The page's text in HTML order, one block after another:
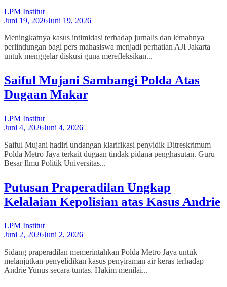
LPM Institut
Juni 19, 2026Juni 19, 2026
Meningkatnya kasus intimidasi terhadap jurnalis dan lemahnya
perlindungan bagi pers mahasiswa menjadi perhatian AJI Jakarta
untuk menggelar diskusi guna merefleksikan...
Saiful Mujani Sambangi Polda Atas
Dugaan Makar
LPM Institut
Juni 4, 2026Juni 4, 2026
Saiful Mujani hadiri undangan klarifikasi penyidik Ditreskrimum
Polda Metro Jaya terkait dugaan tindak pidana penghasutan. Guru
Besar Ilmu Politik Universitas...
Putusan Praperadilan Ungkap
Kelalaian Kepolisian atas Kasus Andrie
LPM Institut
Juni 2, 2026Juni 2, 2026
Sidang praperadilan memerintahkan Polda Metro Jaya untuk
melanjutkan penyelidikan kasus penyiraman air keras terhadap
Andrie Yunus secara tuntas. Hakim menilai...